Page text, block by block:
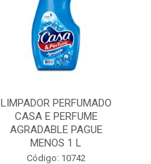
LIMPADOR PERFUMADO
CASA E PERFUME
AGRADABLE PAGUE
MENOS 1 L
Código: 10742